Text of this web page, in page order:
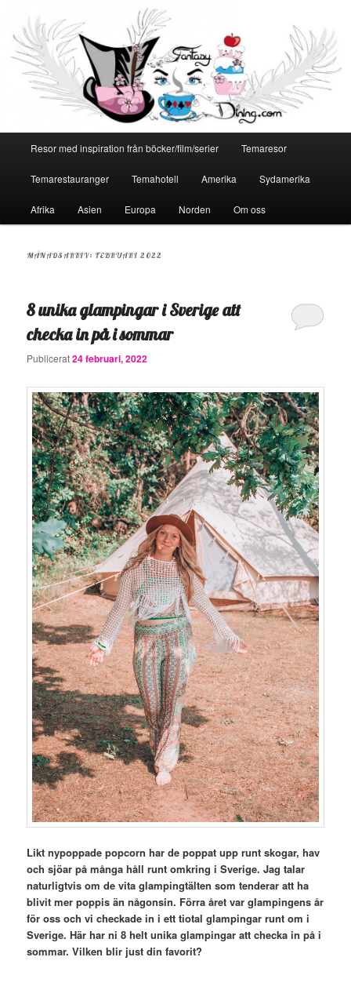
Hoppa
till
primärt
innehåll
Hoppa
till
sekundärt
innehåll
Resor med inspiration från böcker/film/serier Temaresor
Temarestauranger Temahotell Amerika Sydamerika
Afrika Asien Europa Norden Om oss
MÅNADSARKIV:FEBRUARI 2022
8 unika glampingar i Sverige att
checka in på i sommar
Publicerat24 februari, 2022
Likt nypoppade popcorn har de poppat upp runt skogar, hav
och sjöar på många håll runt omkring i Sverige. Jag talar
naturligtvis om de vita glampingtälten som tenderar att ha
blivit mer poppis än någonsin. Förra året var glampingens år
för oss och vi checkade in i ett tiotal glampingar runt om i
Sverige. Här har ni 8 helt unika glampingar att checka in på i
sommar. Vilken blir just din favorit?